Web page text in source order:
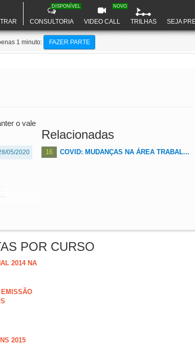
CONSULTORIA
DISPONÍVEL
VIDEO CALL
NOVO
TRILHAS SEJA
1 minuto: FAZER PARTE
o vale
05/2020
Relacionadas
16 COVID: MUDANÇAS NA ÁREA TRABAL...
POR CURSO
2014 NA
EMISSÃO
2015